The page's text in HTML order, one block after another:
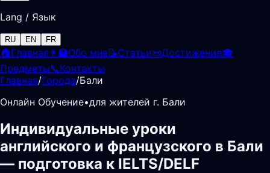
Lang / Язык
RU EN FR
🏠Главная 👩‍🏫Обо мне📝Статьи📜Достижения🎓
Предметы📞Контакты
Главная/Города/Бали
Онлайн Обучение•для жителей г. Бали
Индивидуальные уроки
английского и французского в Бали
— подготовка к IELTS/DELF